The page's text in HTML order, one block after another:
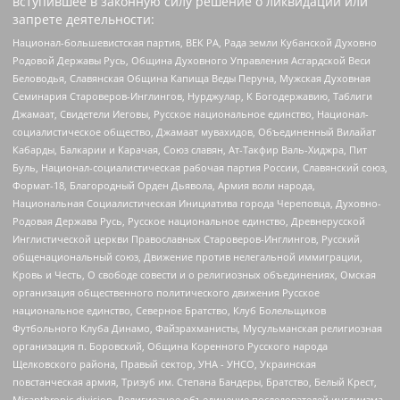
запрете деятельности:
Национал-большевистская партия, ВЕК РА, Рада земли Кубанской Духовно
Родовой Державы Русь, Община Духовного Управления Асгардской Веси
Беловодья, Славянская Община Капища Веды Перуна, Мужская Духовная
Семинария Староверов-Инглингов, Нурджулар, К Богодержавию, Таблиги
Джамаат, Свидетели Иеговы, Русское национальное единство, Национал-
социалистическое общество, Джамаат мувахидов, Объединенный Вилайат
Кабарды, Балкарии и Карачая, Союз славян, Ат-Такфир Валь-Хиджра, Пит
Буль, Национал-социалистическая рабочая партия России, Славянский союз,
Формат-18, Благородный Орден Дьявола, Армия воли народа,
Национальная Социалистическая Инициатива города Череповца, Духовно-
Родовая Держава Русь, Русское национальное единство, Древнерусской
Инглистической церкви Православных Староверов-Инглингов, Русский
общенациональный союз, Движение против нелегальной иммиграции,
Кровь и Честь, О свободе совести и о религиозных объединениях, Омская
организация общественного политического движения Русское
национальное единство, Северное Братство, Клуб Болельщиков
Футбольного Клуба Динамо, Файзрахманисты, Мусульманская религиозная
организация п. Боровский, Община Коренного Русского народа
Щелковского района, Правый сектор, УНА - УНСО, Украинская
повстанческая армия, Тризуб им. Степана Бандеры, Братство, Белый Крест,